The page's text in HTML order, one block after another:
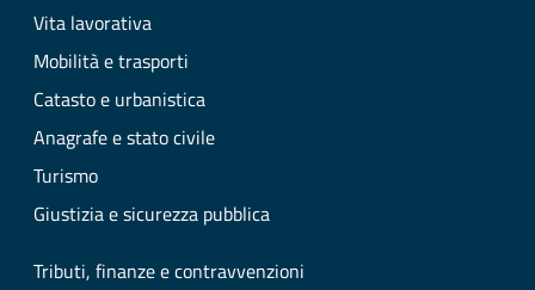
Vita lavorativa
Mobilità e trasporti
Catasto e urbanistica
Anagrafe e stato civile
Turismo
Giustizia e sicurezza pubblica
Tributi, finanze e contravvenzioni